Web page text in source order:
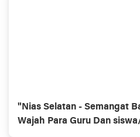
"Nias Selatan - Semangat
Wajah Para Guru Dan